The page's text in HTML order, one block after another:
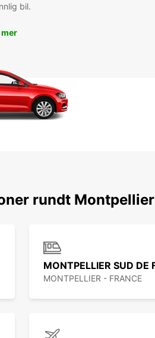
bil.
mer
rundt Montpellier
MONTPELLIER - FRANCE